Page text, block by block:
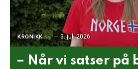
KRONIKK 3. juli 2026
– Når vi satser på